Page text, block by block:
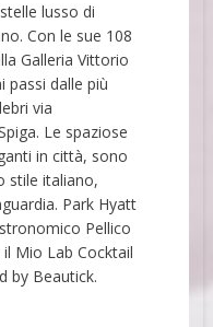
lusso di
Con le sue 108
Galleria Vittorio
passi dalle più
via
Le spaziose
in città, sono
stile italiano,
Park Hyatt
Pellico
Mio Lab Cocktail
by Beautick.